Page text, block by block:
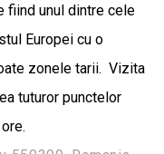
fiind unul dintre cele
Europei cu o
zonele tarii. Vizita
tuturor punctelor